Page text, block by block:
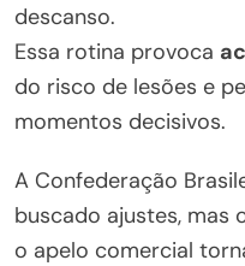
descanso.
Essa rotina provoca
do risco de lesões e
momentos decisivos.
A Confederação
buscado ajustes, mas
o apelo comercial